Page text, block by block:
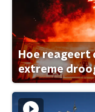
Hoe reageert
extreme